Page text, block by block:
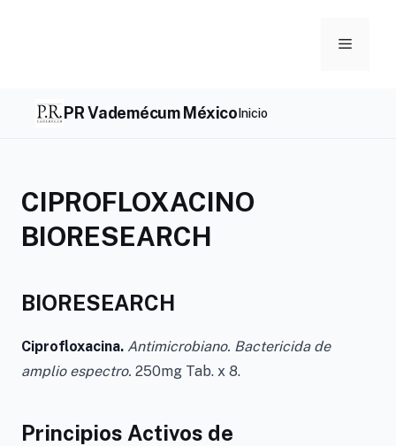
Menu
PR Vademécum MéxicoInicio
CIPROFLOXACINO
BIORESEARCH
BIORESEARCH
Ciprofloxacina. Antimicrobiano. Bactericida de
amplio espectro. 250mg Tab. x 8.
Principios Activos de